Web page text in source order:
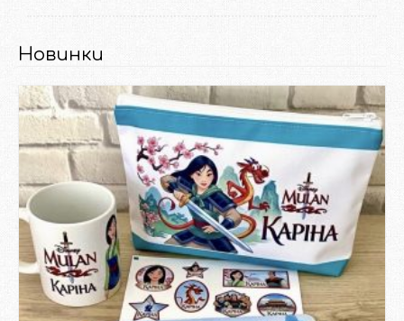
Новинки